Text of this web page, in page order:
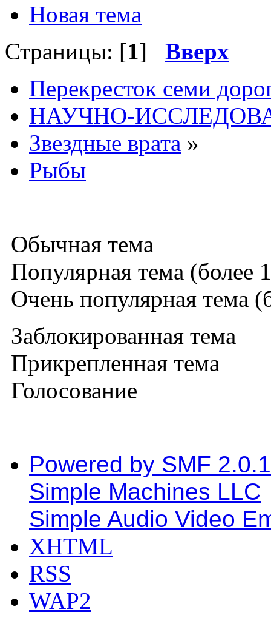
Новая тема
Страницы: [1] Вверх
Перекресток семи
НАУЧНО-
Звездные врата »
Рыбы
Обычная тема
Популярная тема (более
Очень популярная тема
Заблокированная тема
Прикрепленная тема
Голосование
Powered by SMF
Simple Machines LLC
Simple Audio Video
XHTML
RSS
WAP2